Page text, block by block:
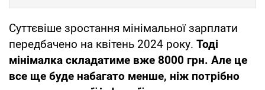
Суттєвіше зростання мінімальної зарплати
передбачено на квітень 2024 року. Тоді
мінімалка складатиме вже 8000 грн. Але це
все ще буде набагато менше, ніж потрібно